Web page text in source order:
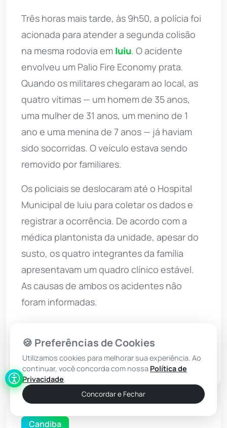
Três horas mais tarde, às 9h50, a polícia foi
acionada para atender a segunda colisão
na mesma rodovia em Iuiu. O acidente
envolveu um Palio Fire Economy prata.
Quando os militares chegaram ao local, as
quatro vítimas — um homem de 35 anos,
uma mulher de 31 anos, um menino de 1
ano e uma menina de 7 anos — já haviam
sido socorridas. O veículo estava sendo
removido por familiares.
Os policiais se deslocaram até o Hospital
Municipal de Iuiu para coletar os dados e
registrar a ocorrência. De acordo com a
médica plantonista da unidade, apesar do
susto, os quatro integrantes da família
apresentavam um quadro clínico estável.
As causas de ambos os acidentes não
foram informadas.
Candiba
🍪 Preferências de Cookies
Utilizamos cookies para melhorar sua experiência. Ao
continuar, você concorda com nossa Política de
Privacidade.
Concordar e Fechar